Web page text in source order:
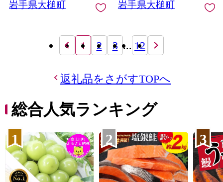
岩手県大槌町 岩手県大槌町
1 2 3 ... 12
返礼品をさがすTOPへ
総合人気ランキング
1 2 3